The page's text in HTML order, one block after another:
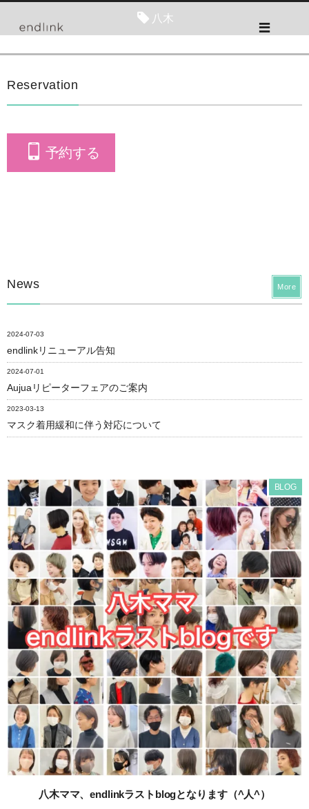
八木
Reservation
予約する
News
2024-07-03
endlinkリニューアル告知
2024-07-01
Aujuaリピーターフェアのご案内
2023-03-13
マスク着用緩和に伴う対応について
More
八木ママ、endlinkラストblogとなります（^人^）
BLOG